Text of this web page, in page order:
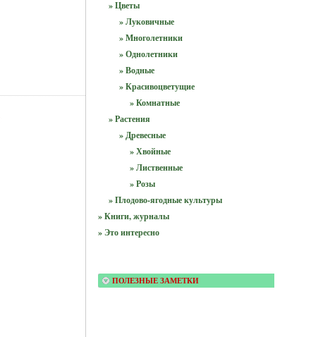
» Цветы
» Луковичные
» Многолетники
» Однолетники
» Водные
» Красивоцветущие
» Комнатные
» Растения
» Древесные
» Хвойные
» Лиственные
» Розы
» Плодово-ягодные культуры
» Книги, журналы
» Это интересно
ПОЛЕЗНЫЕ ЗАМЕТКИ